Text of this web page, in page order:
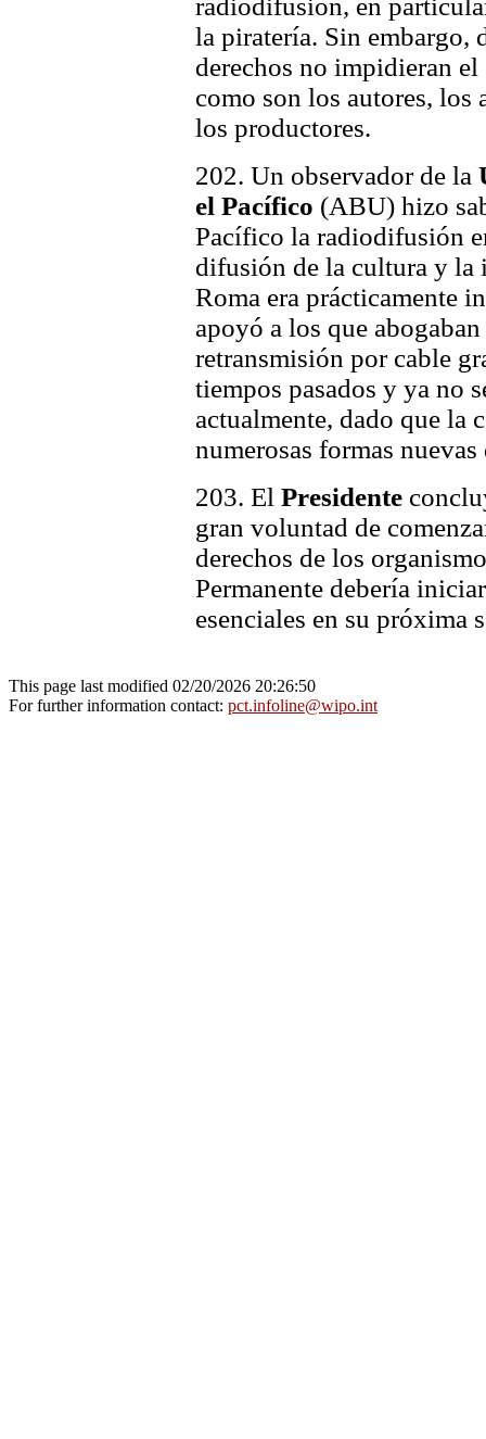
radiodifusión, en
la piratería. Sin embargo,
derechos no impidieran
como son los autores, los
los productores.
202. Un observador de la
el Pacífico (ABU) hizo
Pacífico la radiodifusión
difusión de la cultura y la
Roma era prácticamente
apoyó a los que
retransmisión por cable
tiempos pasados y ya no
actualmente, dado que la
numerosas formas
203. El Presidente
gran voluntad de
derechos de los
Permanente debería
esenciales en su próxima
This page last modified 02/20/2026 20:26:50
For further information contact: pct.infoline@wipo.int